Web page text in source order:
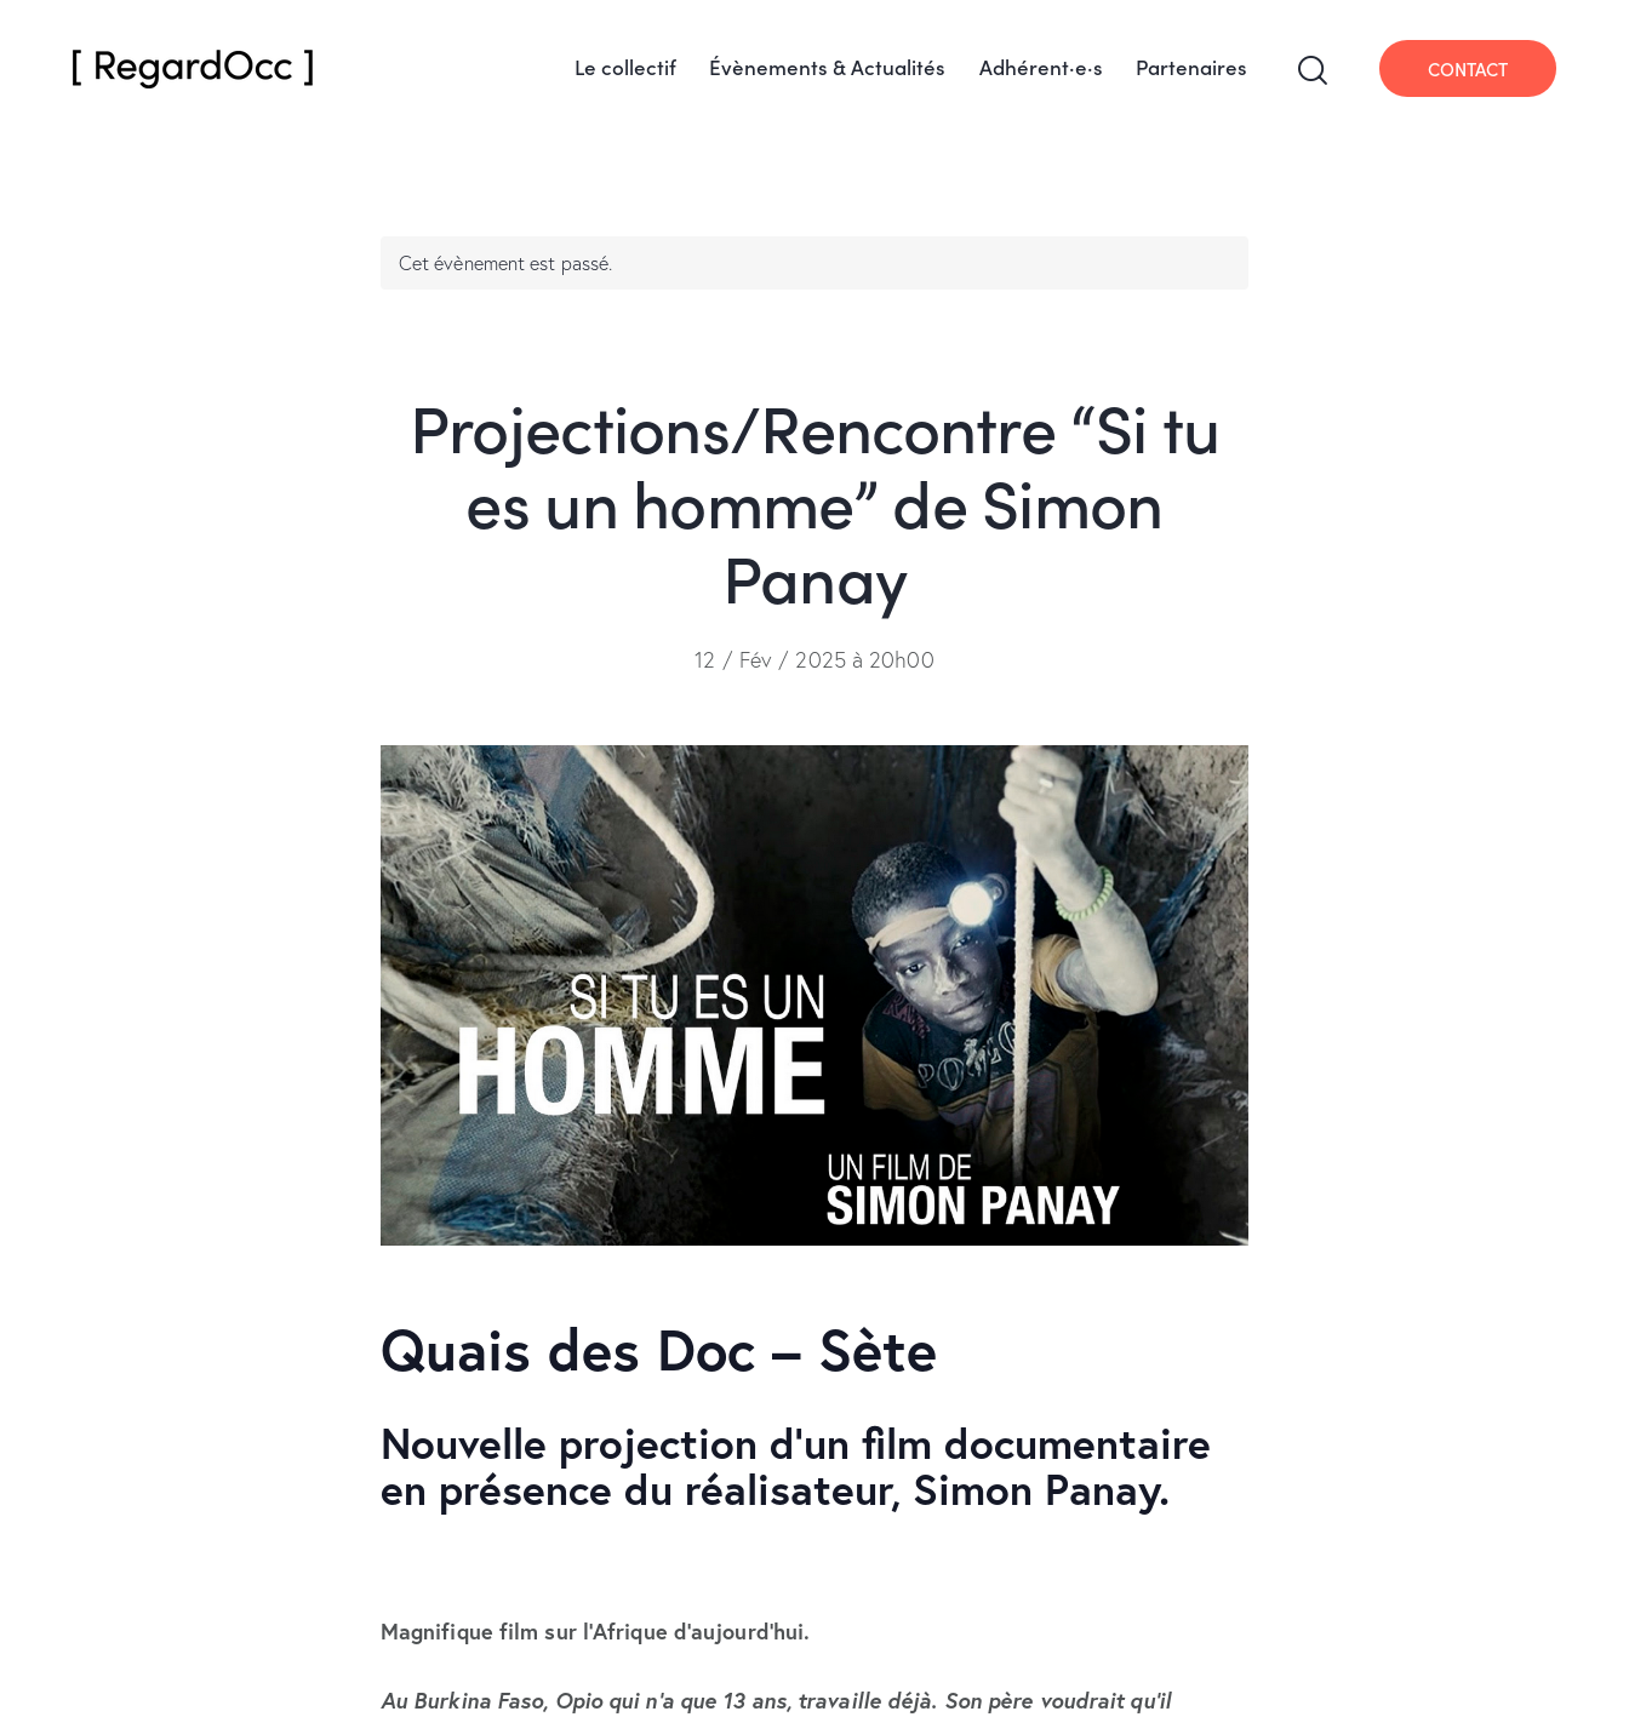
Le collectif Évènements & Actualités Adhérent·e·s Partenaires CONTACT
Cet évènement est passé.
Projections/Rencontre “Si tu
es un homme” de Simon
Panay
12 / Fév / 2025 à 20h00
Quais des Doc – Sète
Nouvelle projection d’un film documentaire
en présence du réalisateur, Simon Panay.
Magnifique film sur l’Afrique d’aujourd’hui.
Au Burkina Faso, Opio qui n’a que 13 ans, travaille déjà. Son père voudrait qu’il